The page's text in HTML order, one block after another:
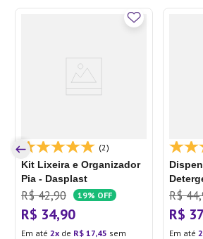
(2)
Kit Lixeira e Organizador
Pia - Dasplast
R$ 42,90 19% OFF
R$ 34,90
Em até 2 de R$ 17,45 sem
Trium
R$ 44,
R$ 37
Em até 2